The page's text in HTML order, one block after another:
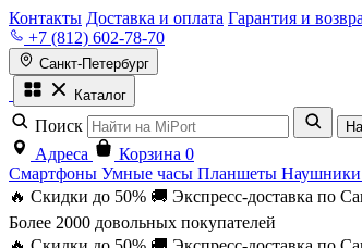
Контакты Доставка и оплата Гарантия и
+7 (812) 602-78-70
Санкт-Петербург
Каталог
Поиск
Адреса Корзина 0
Смартфоны Умные часы Планшеты Наушники
🔥 Скидки до 50% 🚚 Экспресс-доставка по
Более 2000 довольных покупателей